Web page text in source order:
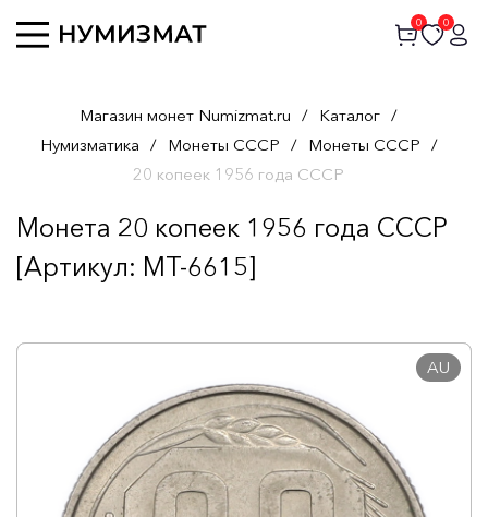
0 0
Магазин монет Numizmat.ru / Каталог /
Нумизматика / Монеты СССР / Монеты СССР /
20 копеек 1956 года СССР
Монета 20 копеек 1956 года СССР
[Артикул: MT-6615]
AU